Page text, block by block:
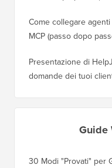
Come collegare
MCP (passo dopo
Presentazione di
domande dei tuoi
Guide
30 Modi "Provati" per